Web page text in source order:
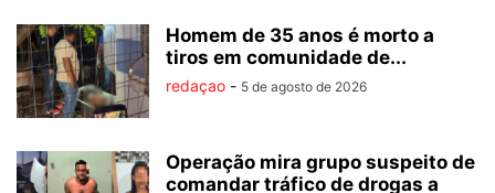
Homem de 35 anos é morto a
tiros em comunidade de...
redaçao - 5 de agosto de 2026
Operação mira grupo suspeito de
comandar tráfico de drogas a